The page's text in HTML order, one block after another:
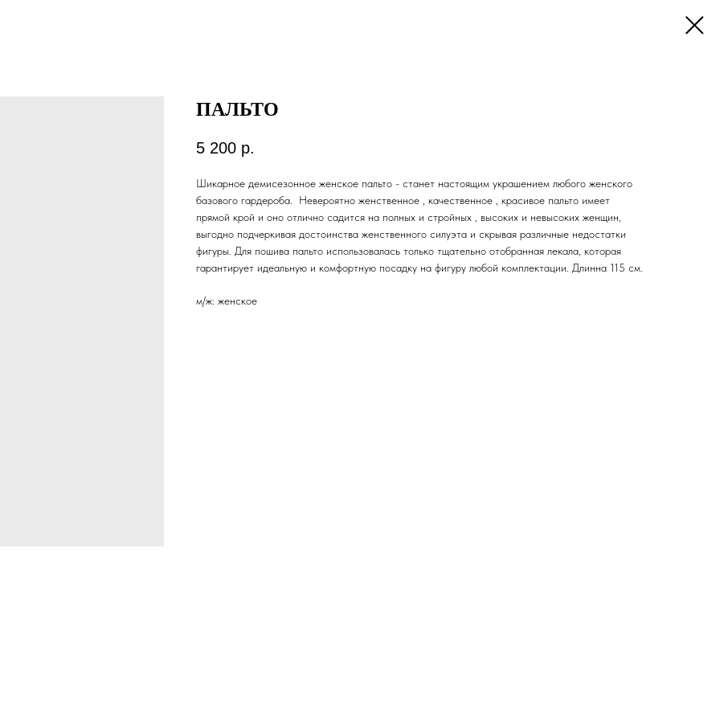
ПАЛЬТО
5 200 р.
Шикарное демисезонное женское пальто - станет настоящим украшением любого женского
базового гардероба. Невероятно женственное , качественное , красивое пальто имеет
прямой крой и оно отлично садится на полных и стройных , высоких и невысоких женщин,
выгодно подчеркивая достоинства женственного силуэта и скрывая различные недостатки
фигуры. Для пошива пальто использовалась только тщательно отобранная лекала, которая
гарантирует идеальную и комфортную посадку на фигуру любой комплектации. Длинна 115 см.
м/ж: женское